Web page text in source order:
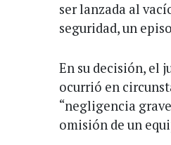
ser lanzada al
seguridad, un
En su decisión, el
ocurrió en
“negligencia
omisión de un